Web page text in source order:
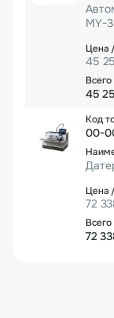
MY-
45
45
00-
72
72